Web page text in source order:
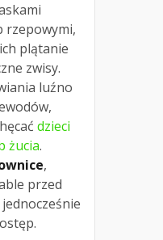
rzepowymi,
plątanie
zwisy.
luźno
dzieci
żucia.
,
przed